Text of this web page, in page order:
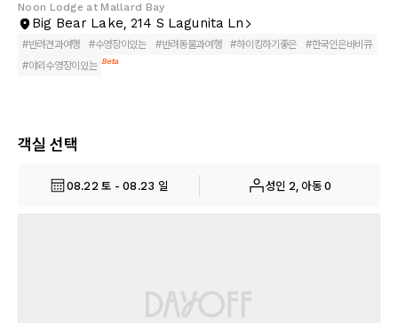
Noon Lodge at Mallard Bay
Big Bear Lake, 214 S Lagunita Ln
#반려견과여행 #수영장이있는 #반려동물과여행 #하이킹하기좋은 #한국인은바비큐
#야외수영장이있는 Beta
객실 선택
08.22 토 - 08.23 일 성인 2, 아동 0